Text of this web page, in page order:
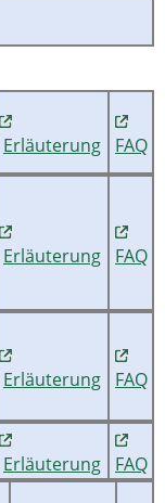
Erläuterung FAQ
Erläuterung FAQ
Erläuterung FAQ
Erläuterung
FAQ